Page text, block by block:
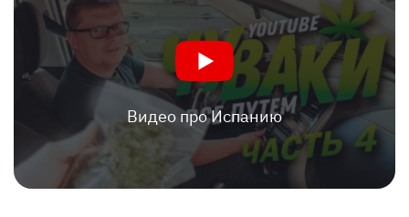
Видео про Испанию